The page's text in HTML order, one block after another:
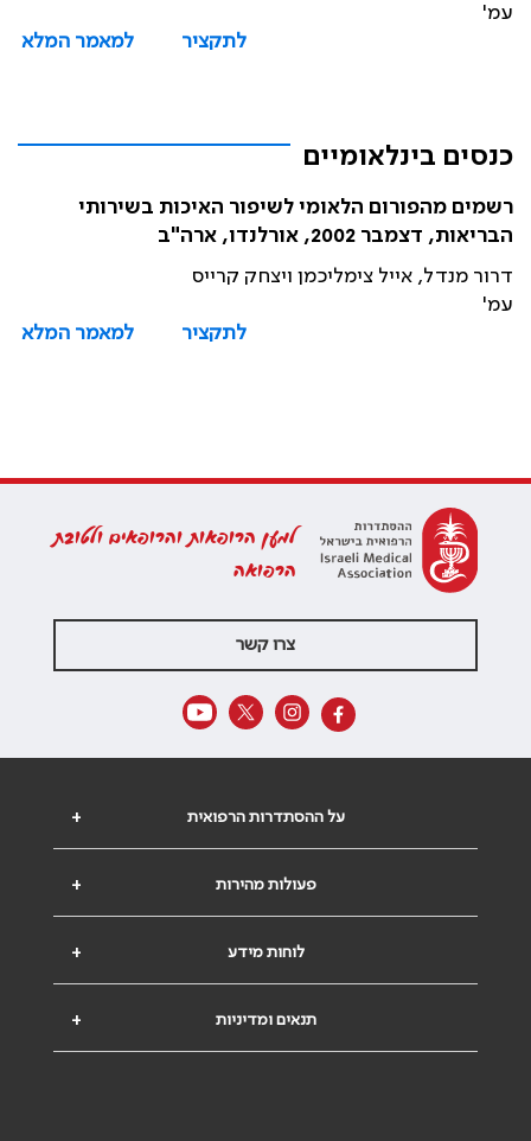
עמ'
לתקציר
למאמר המלא
כנסים בינלאומיים
רשמים מהפורום הלאומי לשיפור האיכות בשירותי
הבריאות, דצמבר 2002, אורלנדו, ארה"ב
דרור מנדל, אייל צימליכמן ויצחק קרייס
עמ'
לתקציר
למאמר המלא
למען הרופאות והרופאים ולטובת
הרפואה
צרו קשר
+ על ההסתדרות הרפואית
+ פעולות מהירות
+ לוחות מידע
+ תנאים ומדיניות